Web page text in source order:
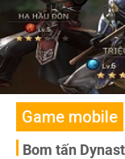
Game mobile
Bom tấn